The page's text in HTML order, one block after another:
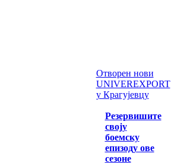
Отворен нови
UNIVEREXPORT
у Крагујевцу
Резервишите
своју
боемску
епизоду ове
сезоне